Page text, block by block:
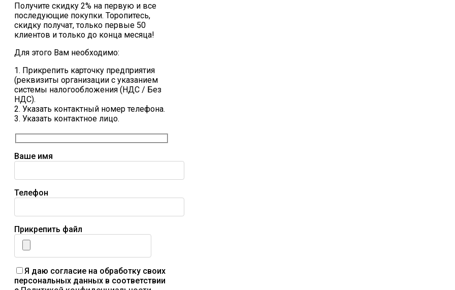
Получите скидку 2% на первую и все
последующие покупки. Торопитесь,
скидку получат, только первые 50
клиентов и только до конца месяца!
Для этого Вам необходимо:
1. Прикрепить карточку предприятия
(реквизиты организации с указанием
системы налогообложения (НДС / Без
НДС).
2. Указать контактный номер телефона.
3. Указать контактное лицо.
Ваше имя
Телефон
Прикрепить файл
Я даю согласие на обработку своих
персональных данных в соответствии